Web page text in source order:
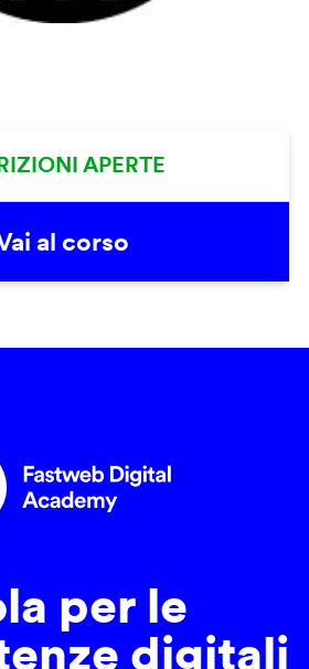
APERTE
al corso
per le
digitali